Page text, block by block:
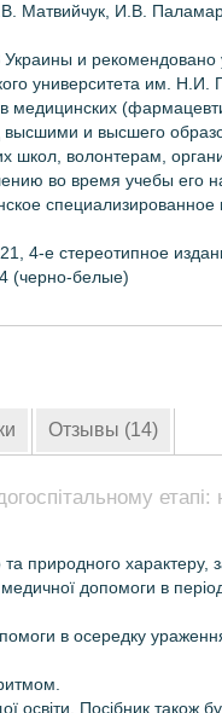
Матвийчук, И.В.
Украины и рекомендовано
университета им. Н.И.
медицинских
и высшего
школ, волонтерам,
во время учебы его
4-е стереотипное
(черно-белые)
Отзывы (14)
етапі:
природного характеру,
медичної допомоги в
в осередку
освіти. Посібник також